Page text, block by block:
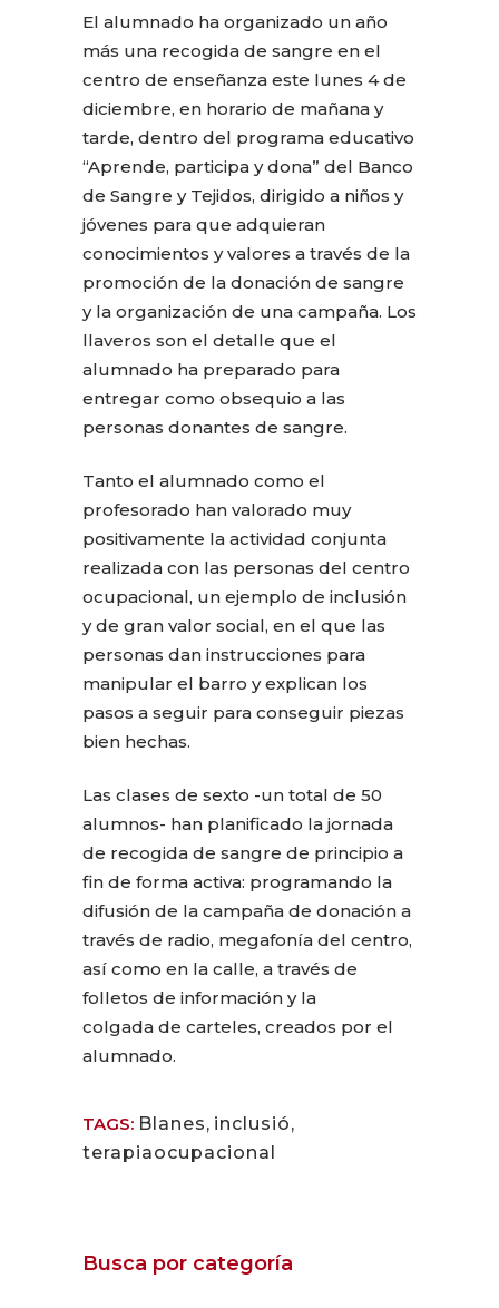
El alumnado ha organizado un año
más una recogida de sangre en el
centro de enseñanza este lunes 4 de
diciembre, en horario de mañana y
tarde, dentro del programa educativo
“Aprende, participa y dona” del Banco
de Sangre y Tejidos, dirigido a niños y
jóvenes para que adquieran
conocimientos y valores a través de la
promoción de la donación de sangre
y la organización de una campaña. Los
llaveros son el detalle que el
alumnado ha preparado para
entregar como obsequio a las
personas donantes de sangre.
Tanto el alumnado como el
profesorado han valorado muy
positivamente la actividad conjunta
realizada con las personas del centro
ocupacional, un ejemplo de inclusión
y de gran valor social, en el que las
personas dan instrucciones para
manipular el barro y explican los
pasos a seguir para conseguir piezas
bien hechas.
Las clases de sexto -un total de 50
alumnos- han planificado la jornada
de recogida de sangre de principio a
fin de forma activa: programando la
difusión de la campaña de donación a
través de radio, megafonía del centro,
así como en la calle, a través de
folletos de información y la
colgada de carteles, creados por el
alumnado.
TAGS: Blanes, inclusió,
terapiaocupacional
Busca por categoría